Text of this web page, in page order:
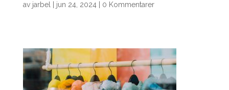
av jarbel jun 24, 2024| 0 Kommentarer